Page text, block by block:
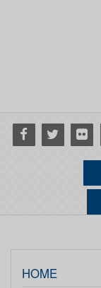
Facebook
Twitter Flickr
HOME